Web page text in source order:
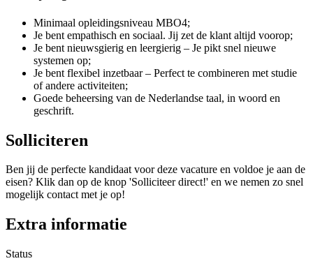
Minimaal opleidingsniveau MBO4;
Je bent empathisch en sociaal. Jij zet de klant altijd voorop;
Je bent nieuwsgierig en leergierig – Je pikt snel nieuwe
systemen op;
Je bent flexibel inzetbaar – Perfect te combineren met studie
of andere activiteiten;
Goede beheersing van de Nederlandse taal, in woord en
geschrift.
Solliciteren
Ben jij de perfecte kandidaat voor deze vacature en voldoe je aan de
eisen? Klik dan op de knop 'Solliciteer direct!' en we nemen zo snel
mogelijk contact met je op!
Extra informatie
Status